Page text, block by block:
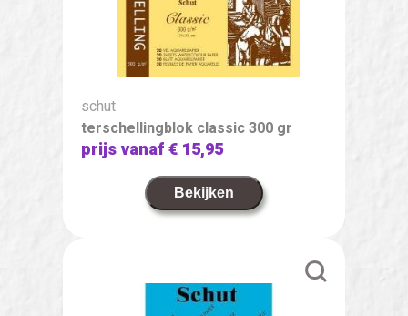
schut
terschellingblok classic 300 gr
prijs vanaf€ 15,95
Bekijken